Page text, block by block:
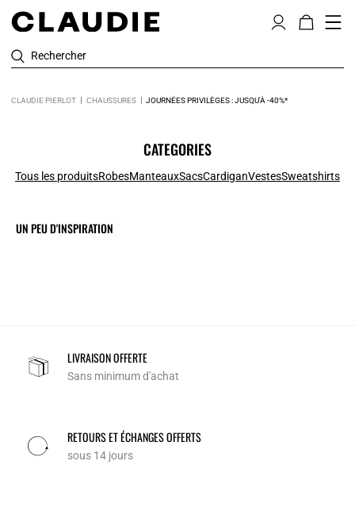
Rechercher
CLAUDIE PIERLOT CHAUSSURES JOURNÉES PRIVILÈGES : JUSQU'À -40%*
CATEGORIES
Tous les produitsRobesManteauxSacsCardiganVestesSweatshirts
UN PEU D'INSPIRATION
LIVRAISON OFFERTE
Sans minimum d'achat
RETOURS ET ÉCHANGES OFFERTS
sous 14 jours